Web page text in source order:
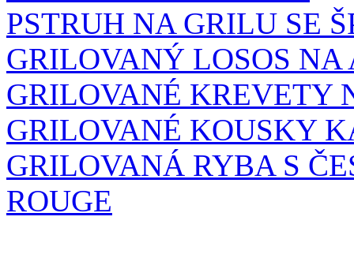
PSTRUH NA GRILU SE
GRILOVANÝ LOSOS NA
GRILOVANÉ KREVETY
GRILOVANÉ KOUSKY
GRILOVANÁ RYBA S
ROUGE